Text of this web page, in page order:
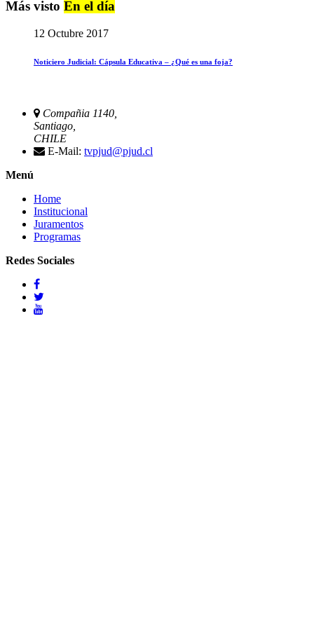
Más visto En el día
12 Octubre 2017
Noticiero Judicial: Cápsula Educativa – ¿Qué es una foja?
Compañia 1140,
Santiago,
CHILE
E-Mail: tvpjud@pjud.cl
Menú
Home
Institucional
Juramentos
Programas
Redes Sociales